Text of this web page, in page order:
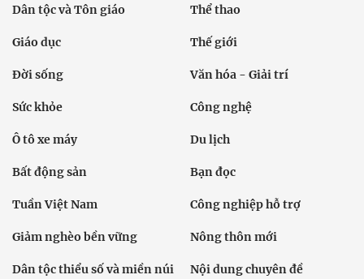
Dân tộc và Tôn giáo Thể thao
Giáo dục Thế giới
Đời sống Văn hóa - Giải trí
Sức khỏe Công nghệ
Ô tô xe máy Du lịch
Bất động sản Bạn đọc
Tuần Việt Nam Công nghiệp hỗ trợ
Giảm nghèo bền vững Nông thôn mới
Dân tộc thiểu số và miền núi Nội dung chuyên đề